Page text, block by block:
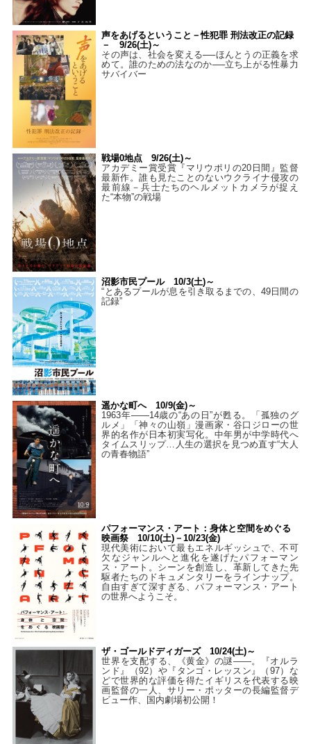
声をあげるということ－性犯罪 刑法改正の記録
－ 9/26(土)～
その声は、社会を変える──ほんとうの正義を求
めて。誰のための法なのか──立ち上がる性暴力
サバイバー
戦場0地点 9/26(土)～
アカデミー賞受賞『マリウポリの20日間』監督
最新作。誰も見たことのないウクライナ侵攻の
最前線－兵士たちのヘルメットカメラが捉え
た“本物”の戦場
沼影市民プール 10/3(土)～
“とあるプールが息を引き取るまでの、49日間の
記録”
遥かな町へ 10/9(金)～
1963年――14歳の“あの日”が甦る。「孤独のグ
ルメ」「神々の山嶺」漫画家・谷口ジローの世
界的名作が日本初実写化。中年男が中学時代へ
タイムスリップ…人生の選択を見つめ直す“大人
の青春物語”
パフォーマンス・アート：身体と空間をめぐる
映画祭 10/10(土)－10/23(金)
現代美術において最もエネルギッシュで、不可
欠なジャンルへと進化を遂げたパフォーマン
ス・アート。シーンを創造し、革新してきた先
駆者たちのドキュメンタリーをラインナップ。
自由すぎて深すぎる、パフォーマンス・アート
の世界へようこそ。
ザ・ゴールドディガーズ 10/24(土)～
世界を支配する、《黄金》の謎――。『オルラ
ンド』（92）や『タンゴ・レッスン』（97）な
どで世界的な評価を得たイギリスを代表する映
画監督の一人、サリー・ポッターの長編監督デ
ビュー作、国内劇場初公開！